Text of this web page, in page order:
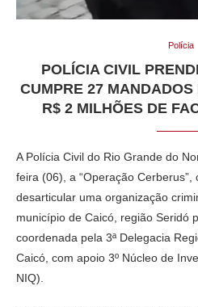
Polícia
POLÍCIA CIVIL
CUMPRE 27
R$ 2 MILHÕES DE
A Polícia Civil do Rio Grande do
feira (06), a “Operação Cerberus”,
desarticular uma organização
município de Caicó, região Seridó
coordenada pela 3ª Delegacia
Caicó, com apoio 3º Núcleo de
NIQ).